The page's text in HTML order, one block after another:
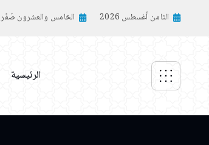
الثامن أغسطس 2026 الخامس والعشرون صَفَر 1448
الرئيسية